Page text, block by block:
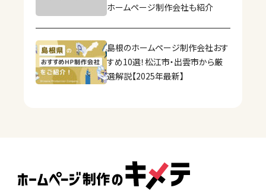
ホームページ制作会社も紹介
島根のホームページ制作会社おす
すめ10選！松江市・出雲市から厳
選解説【2025年最新】